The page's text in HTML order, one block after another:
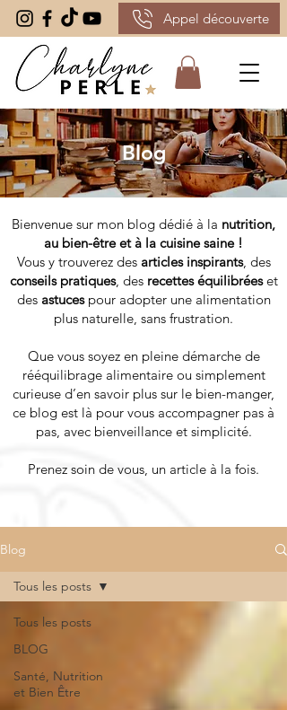
Appel découverte
Blog
Bienvenue sur mon blog dédié à la nutrition,
au bien-être et à la cuisine saine !
Vous y trouverez des articles inspirants, des
conseils pratiques, des recettes équilibréeset
des astuces pour adopter une alimentation
plus naturelle, sans frustration.
Que vous soyez en pleine démarche de
rééquilibrage alimentaire ou simplement
curieuse d’en savoir plus sur le bien-manger,
ce blog est là pour vous accompagner pas à
pas, avec bienveillance et simplicité.
Prenez soin de vous, un article à la fois.
Blog
Tous les posts
BLOG
Santé, Nutrition
et Bien Être
Tous les posts